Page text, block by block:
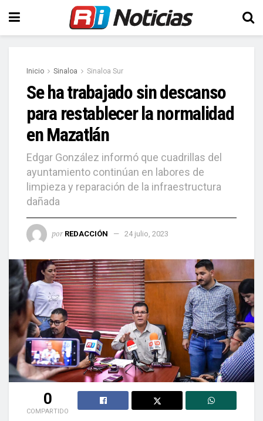
Inicio Sinaloa Sinaloa Sur
Se ha trabajado sin descanso
para restablecer la normalidad
en Mazatlán
Edgar González informó que cuadrillas del
ayuntamiento continúan en labores de
limpieza y reparación de la infraestructura
dañada
por REDACCIÓN 24 julio, 2023
0
COMPARTIDO